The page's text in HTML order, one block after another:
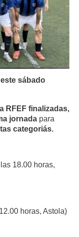
sábado
RFEF finalizadas,
jornada para
categoriás.
18.00 horas,
horas, Astola)